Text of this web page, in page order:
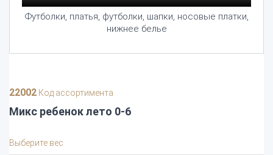
Футболки, платья, футболки, шапки, носовые платки,
нижнее белье
22002 Код ассортимента
Микс ребенок лето 0-6
Выберите вес